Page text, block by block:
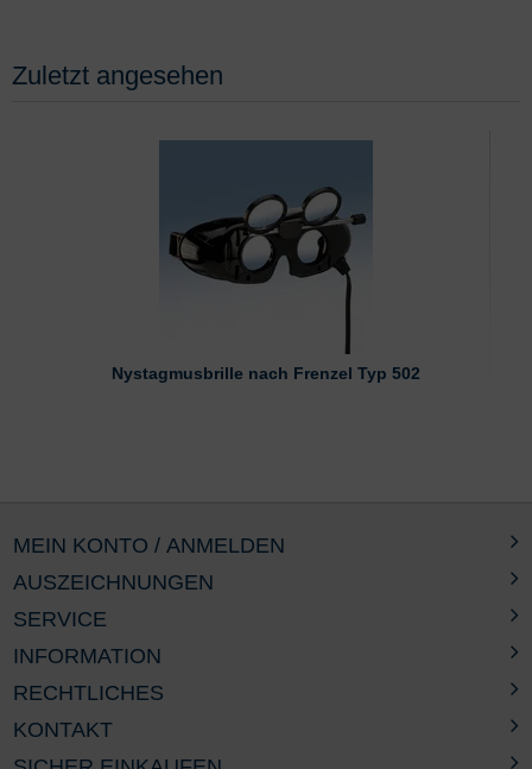
Zuletzt angesehen
Nystagmusbrille nach Frenzel Typ 502
AUSZEICHNUNGEN
SERVICE
INFORMATION
RECHTLICHES
MEIN KONTO / ANMELDEN
KONTAKT